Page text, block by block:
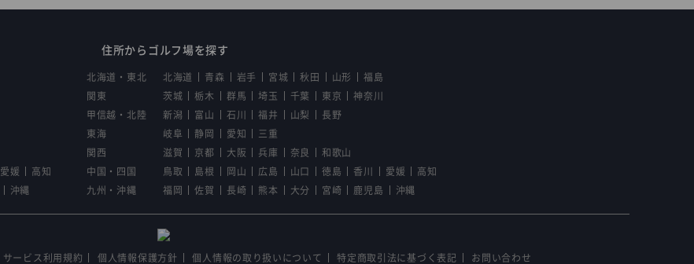
愛媛
高知
沖縄
住所からゴルフ場を探す
北海道・東北 北海道 青森 岩手 宮城 秋田 山形
福島
関東
茨城 栃木 群馬 埼玉 千葉 東京
神奈川
甲信越・北陸
新潟 富山 石川 福井 山梨
長野
東海
岐阜 静岡 愛知
三重
関西
滋賀 京都 大阪 兵庫 奈良
和歌山
中国・四国
鳥取 島根 岡山 広島 山口 徳島 香川 愛媛
高知
九州・沖縄
福岡 佐賀 長崎 熊本 大分 宮崎 鹿児島 沖縄
サービス利用規約 個人情報保護方針 個人情報の取り扱いについて 特定商取引法に基づく表記 お問い合わせ